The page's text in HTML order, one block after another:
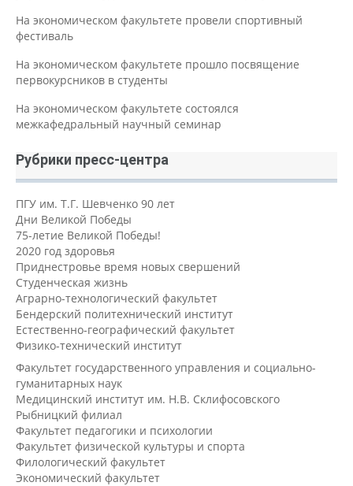
На экономическом факультете провели спортивный
фестиваль
На экономическом факультете прошло посвящение
первокурсников в студенты
На экономическом факультете состоялся
межкафедральный научный семинар
Рубрики пресс-центра
ПГУ им. Т.Г. Шевченко 90 лет
Дни Великой Победы
75-летие Великой Победы!
2020 год здоровья
Приднестровье время новых свершений
Студенческая жизнь
Аграрно-технологический факультет
Бендерский политехнический институт
Естественно-географический факультет
Физико-технический институт
Факультет государственного управления и социально-
гуманитарных наук
Медицинский институт им. Н.В. Склифосовского
Рыбницкий филиал
Факультет педагогики и психологии
Факультет физической культуры и спорта
Филологический факультет
Экономический факультет